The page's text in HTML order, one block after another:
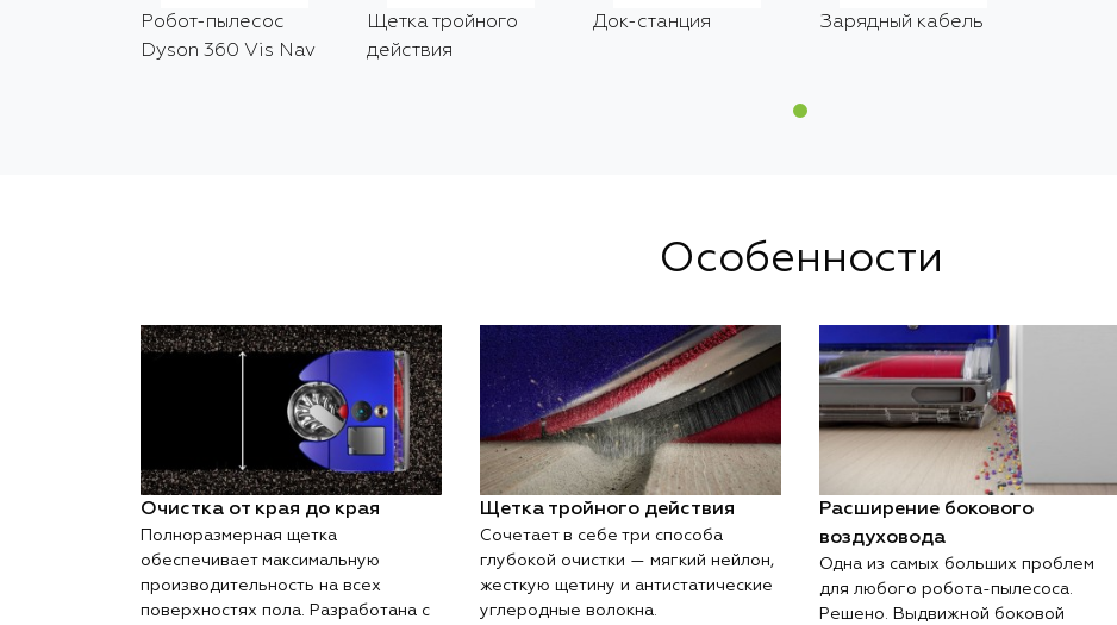
Робот-пылесос
Dyson 360 Vis Nav
Щетка тройного
действия
Док-станция Зарядный кабель
Особенности
Очистка от края до края
Полноразмерная щетка
обеспечивает максимальную
производительность на всех
поверхностях пола. Разработана с
Щетка тройного действия
Сочетает в себе три способа
глубокой очистки — мягкий нейлон,
жесткую щетину и антистатические
углеродные волокна.
Расширение бокового
воздуховода
Одна из самых больших проблем
для любого робота-пылесоса.
Решено. Выдвижной боковой